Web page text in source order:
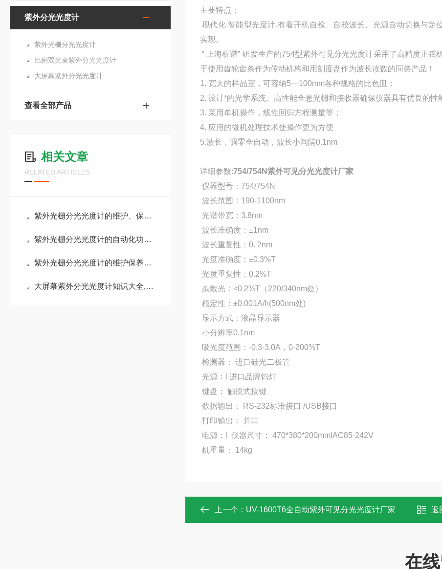
紫外分光光度计
紫外光栅分光光度计
比例双光束紫外分光光度计
大屏幕紫外分光光度计
查看全部产品
相关文章
RELATED ARTICLES
紫外光栅分光光度计的维护、保养和故障排除方法
紫外光栅分光光度计的自动化功能及远程控制能力
紫外光栅分光光度计的维护保养方法
大屏幕紫外分光光度计知识大全,老手早已珍藏,我也是今天刚知道
主要特点：
现代化 智能型光度计,有着开机自检、自校波长、光源自动切换与
实现。
“ 上海析谱” 研发生产的754型紫外可见分光光度计采用了高精度正
于使用齿轮齿条作为传动机构和用刻度盘作为波长读数的同类产品！
1. 宽大的样品室，可容纳5—100mm各种规格的比色皿；
2. 设计*的光学系统、高性能全息光栅和接收器确保仪器具有优良的性
3. 采用单机操作，线性回归方程测量等；
4. 应用的微机处理技术使操作更为方便
5.波长，调零全自动，波长小间隔0.1nm
详细参数:754/754N紫外可见分光光度计厂家
仪器型号：754/754N
波长范围：190-1100nm
光谱带宽：3.8nm
波长准确度：±1nm
波长重复性：0. 2nm
光度准确度：±0.3%T
光度重复性：0.2%T
杂散光：<0.2%T（220/340nm处）
稳定性：±0.001A/h(500nm处)
显示方式：液晶显示器
小分辨率0.1nm
吸光度范围：-0.3-3.0A，0-200%T
检测器： 进口硅光二极管
光源：l 进口品牌钨灯
键盘： 触摸式按键
数据输出： RS-232标准接口 /USB接口
打印输出： 并口
电源：l 仪器尺寸： 470*380*200mmlAC85-242V
机重量： 14kg
上一个： UV-1600T6全自动紫外可见分光光度计厂家 返
在